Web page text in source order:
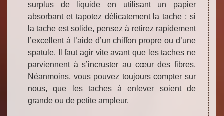
surplus de liquide en utilisant un papier
absorbant et tapotez délicatement la tache ; si
la tache est solide, pensez à retirez rapidement
l’excellent à l’aide d’un chiffon propre ou d’une
spatule. Il faut agir vite avant que les taches ne
parviennent à s’incruster au cœur des fibres.
Néanmoins, vous pouvez toujours compter sur
nous, que les taches à enlever soient de
grande ou de petite ampleur.